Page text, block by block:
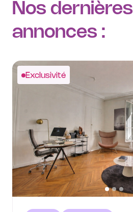
Nos dernières
annonces :
Exclusivité